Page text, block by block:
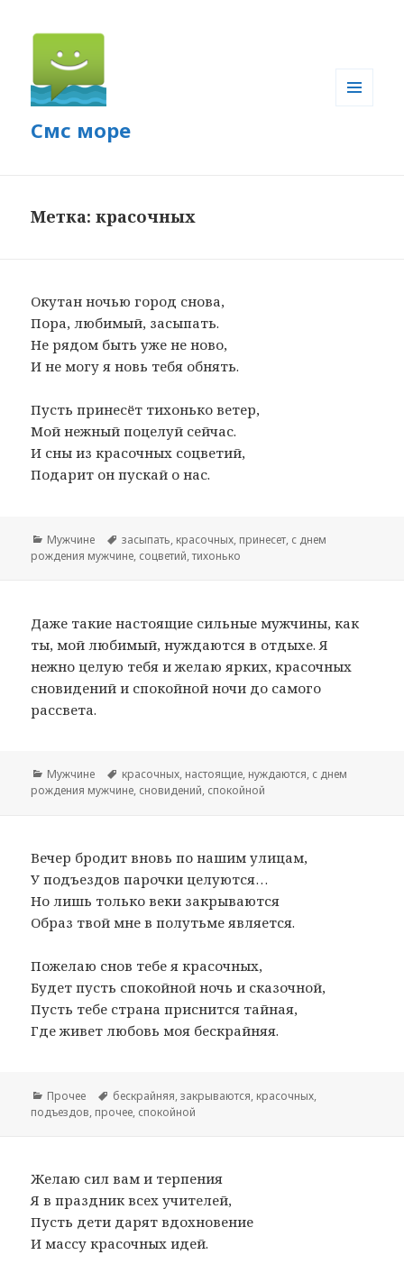
Смс море
Метка: красочных
Окутан ночью город снова,
Пора, любимый, засыпать.
Не рядом быть уже не ново,
И не могу я новь тебя обнять.
Пусть принесёт тихонько ветер,
Мой нежный поцелуй сейчас.
И сны из красочных соцветий,
Подарит он пускай о нас.
Рубрики
Мужчине Метки
засыпать, красочных, принесет, с днем
рождения мужчине, соцветий,тихонько
Даже такие настоящие сильные мужчины, как
ты, мой любимый, нуждаются в отдыхе. Я
нежно целую тебя и желаю ярких, красочных
сновидений и спокойной ночи до самого
рассвета.
Рубрики
Мужчине Метки
красочных, настоящие, нуждаются, с днем
рождения мужчине, сновидений, спокойной
Вечер бродит вновь по нашим улицам,
У подъездов парочки целуются…
Но лишь только веки закрываются
Образ твой мне в полутьме является.
Пожелаю снов тебе я красочных,
Будет пусть спокойной ночь и сказочной,
Пусть тебе страна приснится тайная,
Где живет любовь моя бескрайняя.
Рубрики
Прочее Метки
бескрайняя,закрываются, красочных,
подъездов, прочее, спокойной
Желаю сил вам и терпения
Я в праздник всех учителей,
Пусть дети дарят вдохновение
И массу красочных идей.